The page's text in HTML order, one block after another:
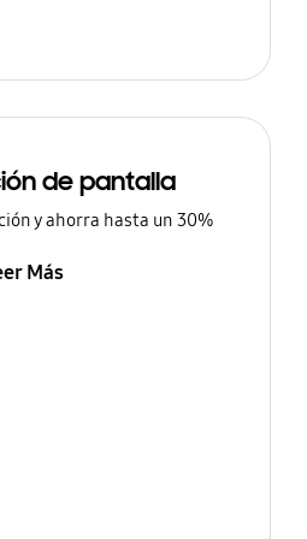
de pantalla
y ahorra hasta un 30%
Más